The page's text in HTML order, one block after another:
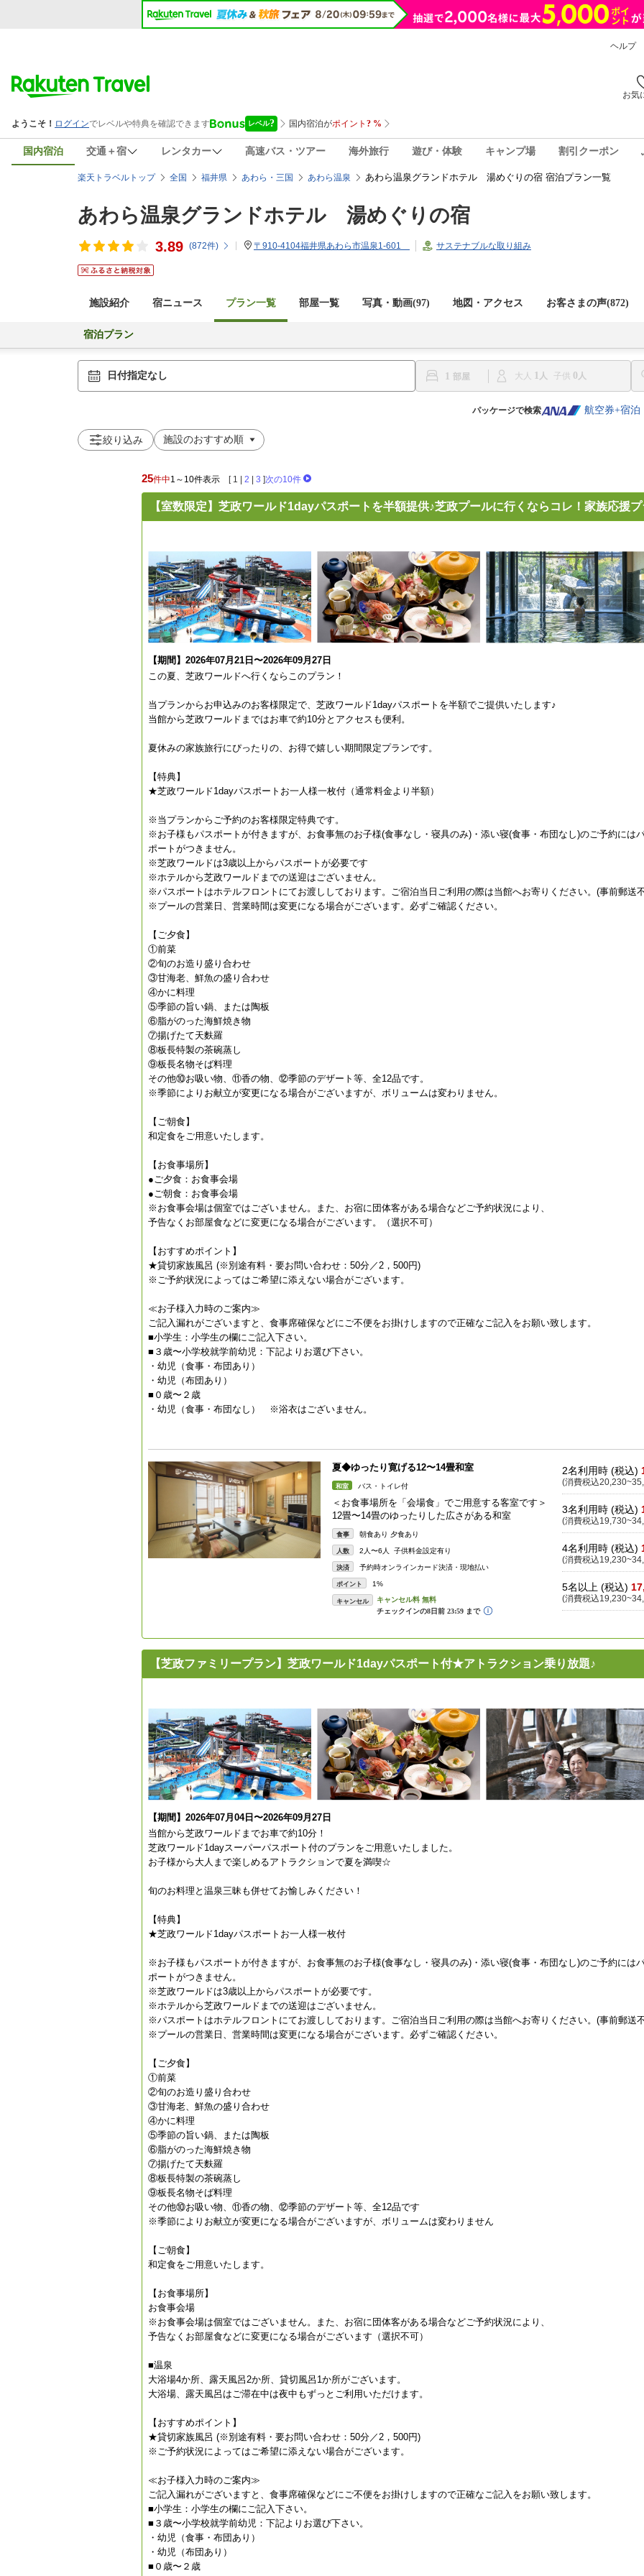
ヘルプ
お気
国内宿泊 交通＋宿 レンタカー 高速バス・ツアー 海外旅行 遊び・体験 キャンプ場 割引クーポン
楽天トラベルトップ 全国 福井県 あわら・三国 あわら温泉 あわら温泉グランドホテル 湯めぐりの宿 宿泊プラン一覧
あわら温泉グランドホテル 湯めぐりの宿
3.89 (872件) 〒910-4104福井県あわら市温泉1-601 サステナブルな取り組み
施設紹介 宿ニュース プラン一覧 部屋一覧 写真・動画(97) 地図・アクセス お客さまの声(872)
宿泊プラン
日付指定なし 1 大人 1 子供 0
パッケージで検索 航空券+宿泊
絞り込み
25件中1～10件表示 [ 1 2 3 ]次の10件
【室数限定】芝政ワールド1dayパスポートを半額提供♪芝政プールに行くならコレ！家族応援
【期間】2026年07月21日〜2026年09月27日
この夏、芝政ワールドへ行くならこのプラン！
当プランからお申込みのお客様限定で、芝政ワールド1dayパスポートを半額でご提供いたします♪
当館から芝政ワールドまではお車で約10分とアクセスも便利。
夏休みの家族旅行にぴったりの、お得で嬉しい期間限定プランです。
【特典】
★芝政ワールド1dayパスポートお一人様一枚付（通常料金より半額）
※当プランからご予約のお客様限定特典です。
※お子様もパスポートが付きますが、お食事無のお子様(食事なし・寝具のみ)・添い寝(食事・布団なし)のご予約には
ポートがつきません。
※芝政ワールドは3歳以上からパスポートが必要です
※ホテルから芝政ワールドまでの送迎はございません。
※パスポートはホテルフロントにてお渡ししております。ご宿泊当日ご利用の際は当館へお寄りください。(事前郵送
※プールの営業日、営業時間は変更になる場合がございます。必ずご確認ください。
【ご夕食】
①前菜
②旬のお造り盛り合わせ
③甘海老、鮮魚の盛り合わせ
④かに料理
⑤季節の旨い鍋、または陶板
⑥脂がのった海鮮焼き物
⑦揚げたて天麩羅
⑧板長特製の茶碗蒸し
⑨板長名物そば料理
その他⑩お吸い物、⑪香の物、⑫季節のデザート等、全12品です。
※季節によりお献立が変更になる場合がございますが、ボリュームは変わりません。
【ご朝食】
和定食をご用意いたします。
【お食事場所】
●ご夕食：お食事会場
●ご朝食：お食事会場
※お食事会場は個室ではございません。また、お宿に団体客がある場合などご予約状況により、
予告なくお部屋食などに変更になる場合がございます。（選択不可）
【おすすめポイント】
★貸切家族風呂 (※別途有料・要お問い合わせ：50分／2，500円)
※ご予約状況によってはご希望に添えない場合がございます。
≪お子様入力時のご案内≫
ご記入漏れがございますと、食事席確保などにご不便をお掛けしますので正確なご記入をお願い致します。
■小学生：小学生の欄にご記入下さい。
■３歳〜小学校就学前幼児：下記よりお選び下さい。
・幼児（食事・布団あり）
・幼児（布団あり）
■０歳〜２歳
・幼児（食事・布団なし） ※浴衣はございません。
夏◆ゆったり寛げる12〜14畳和室
和室 バス・トイレ付
＜お食事場所を「会場食」でご用意する客室です＞
12畳〜14畳のゆったりした広さがある和室
食事 朝食あり 夕食あり
人数 2人〜6人 子供料金設定有り
決済 予約時オンラインカード決済・現地払い
ポイント 1%
キャンセル
2名利用時 (税込)
(消費税込
3名利用時 (税込)
(消費税込
4名利用時 (税込)
(消費税込
5名以上 (税込)
(消費税込
【芝政ファミリープラン】芝政ワールド1dayパスポート付★アトラクション乗り放題♪
【期間】2026年07月04日〜2026年09月27日
当館から芝政ワールドまでお車で約10分！
芝政ワールド1dayスーパーパスポート付のプランをご用意いたしました。
お子様から大人まで楽しめるアトラクションで夏を満喫☆
旬のお料理と温泉三昧も併せてお愉しみください！
【特典】
★芝政ワールド1dayパスポートお一人様一枚付
※お子様もパスポートが付きますが、お食事無のお子様(食事なし・寝具のみ)・添い寝(食事・布団なし)のご予約には
ポートがつきません。
※芝政ワールドは3歳以上からパスポートが必要です。
※ホテルから芝政ワールドまでの送迎はございません。
※パスポートはホテルフロントにてお渡ししております。ご宿泊当日ご利用の際は当館へお寄りください。(事前郵送
※プールの営業日、営業時間は変更になる場合がございます。必ずご確認ください。
【ご夕食】
①前菜
②旬のお造り盛り合わせ
③甘海老、鮮魚の盛り合わせ
④かに料理
⑤季節の旨い鍋、または陶板
⑥脂がのった海鮮焼き物
⑦揚げたて天麩羅
⑧板長特製の茶碗蒸し
⑨板長名物そば料理
その他⑩お吸い物、⑪香の物、⑫季節のデザート等、全12品です
※季節によりお献立が変更になる場合がございますが、ボリュームは変わりません
【ご朝食】
和定食をご用意いたします。
【お食事場所】
お食事会場
※お食事会場は個室ではございません。また、お宿に団体客がある場合などご予約状況により、
予告なくお部屋食などに変更になる場合がございます（選択不可）
■温泉
大浴場4か所、露天風呂2か所、貸切風呂1か所がございます。
大浴場、露天風呂はご滞在中は夜中もずっとご利用いただけます。
【おすすめポイント】
★貸切家族風呂 (※別途有料・要お問い合わせ：50分／2，500円)
※ご予約状況によってはご希望に添えない場合がございます。
≪お子様入力時のご案内≫
ご記入漏れがございますと、食事席確保などにご不便をお掛けしますので正確なご記入をお願い致します。
■小学生：小学生の欄にご記入下さい。
■３歳〜小学校就学前幼児：下記よりお選び下さい。
・幼児（食事・布団あり）
・幼児（布団あり）
■０歳〜２歳